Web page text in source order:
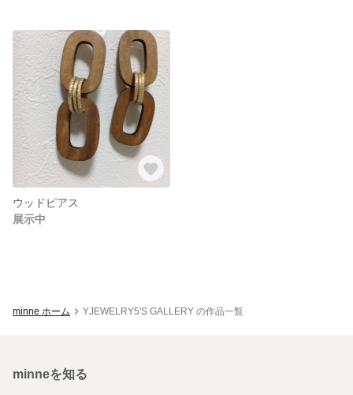
ウッドピアス
展示中
minne ホーム YJEWELRY5'S GALLERY の作品一覧
minneを知る